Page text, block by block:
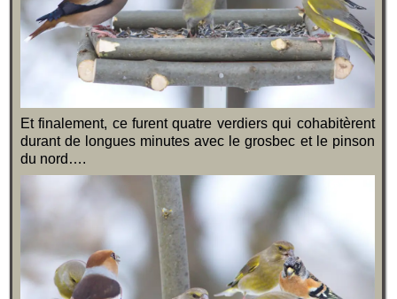
Et finalement, ce furent quatre verdiers qui cohabitèrent
durant de longues minutes avec le grosbec et le pinson
du nord….